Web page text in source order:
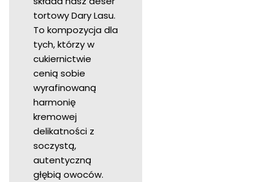
tortowy Dary Lasu.
To kompozycja dla
tych, którzy w
cukiernictwie
cenią sobie
wyrafinowaną
harmonię
kremowej
delikatności z
soczystą,
autentyczną
głębią owoców.